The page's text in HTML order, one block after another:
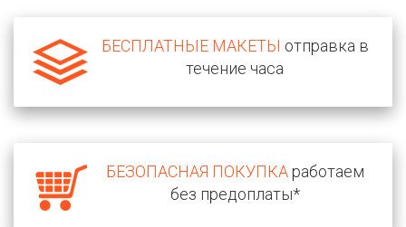
БЕСПЛАТНЫЕ МАКЕТЫ отправка в
течение часа
БЕЗОПАСНАЯ ПОКУПКАработаем
без предоплаты*